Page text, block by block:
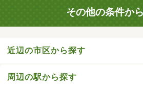
その他の条件か
近辺の市区から探す
周辺の駅から探す